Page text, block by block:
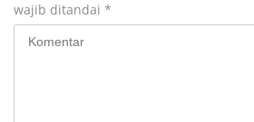
wajib ditandai *